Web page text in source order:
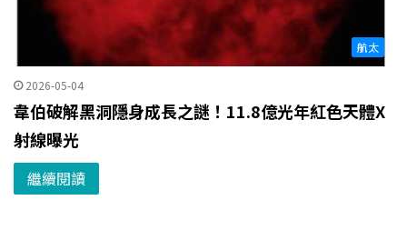
航太
2026-05-04
韋伯破解黑洞隱身成長之謎！11.8億光年紅色天體X
射線曝光
繼續閱讀